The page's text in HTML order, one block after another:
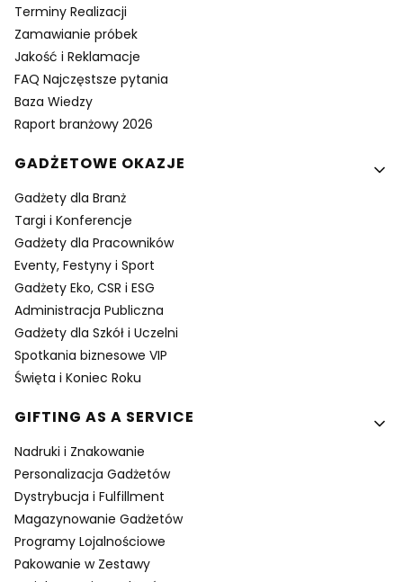
Terminy Realizacji
Zamawianie próbek
Jakość i Reklamacje
FAQ Najczęstsze pytania
Baza Wiedzy
Raport branżowy 2026
GADŻETOWE OKAZJE
Gadżety dla Branż
Targi i Konferencje
Gadżety dla Pracowników
Eventy, Festyny i Sport
Gadżety Eko, CSR i ESG
Administracja Publiczna
Gadżety dla Szkół i Uczelni
Spotkania biznesowe VIP
Święta i Koniec Roku
GIFTING AS A SERVICE
Nadruki i Znakowanie
Personalizacja Gadżetów
Dystrybucja i Fulfillment
Magazynowanie Gadżetów
Programy Lojalnościowe
Pakowanie w Zestawy